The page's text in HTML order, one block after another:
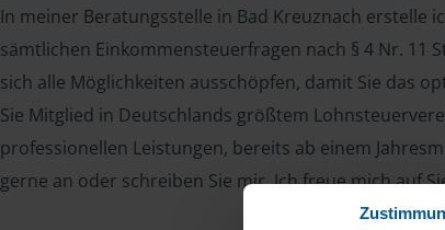
In meiner Beratungsstelle in Bad Kreuznach erstelle
sämtlichen Einkommensteuerfragen nach § 4 Nr. 11
sich alle Möglichkeiten ausschöpfen, damit Sie das
Sie Mitglied in Deutschlands größtem
professionellen Leistungen, bereits ab einem
gerne an oder schreiben Sie mir. Ich freue mich auf